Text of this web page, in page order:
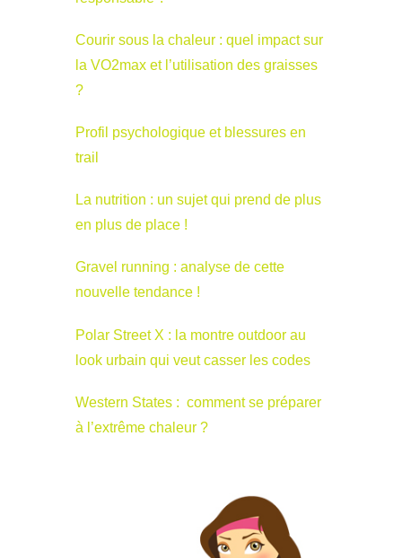
Courir sous la chaleur : quel impact sur
la VO2max et l’utilisation des graisses
?
Profil psychologique et blessures en
trail
La nutrition : un sujet qui prend de plus
en plus de place !
Gravel running : analyse de cette
nouvelle tendance !
Polar Street X : la montre outdoor au
look urbain qui veut casser les codes
Western States : comment se préparer
à l’extrême chaleur ?